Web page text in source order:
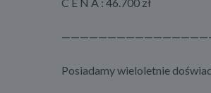
Posiadamy wieloletnie